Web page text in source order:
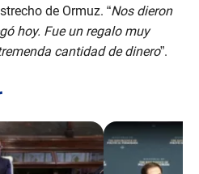
de Ormuz. “Nos dieron
hoy. Fue un regalo muy
cantidad de dinero”.